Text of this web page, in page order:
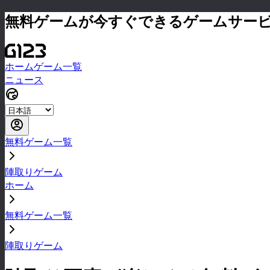
無料ゲームが今すぐできるゲームサー
ホームゲーム一覧
ニュース
無料ゲーム一覧
陣取りゲーム
ホーム
無料ゲーム一覧
陣取りゲーム